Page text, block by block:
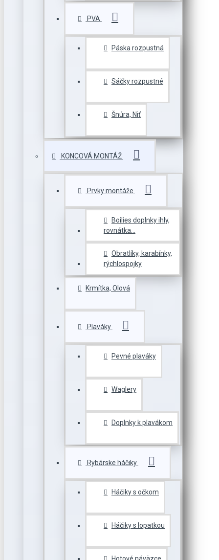
PVA
Páska rozpustná
Sáčky rozpustné
Šnúra, Niť
KONCOVÁ MONTÁŽ
Prvky montáže
Boilies doplnky ihly,
rovnátka...
Obratlíky, karabínky,
rýchlospojky
Krmítka, Olová
Plaváky
Pevné plaváky
Waglery
Doplnky k plavákom
Rybárske háčiky
Háčiky s očkom
Háčiky s lopatkou